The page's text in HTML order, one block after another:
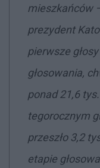
mieszkańców
prezydent
pierwsze
głosowania,
ponad 21,6
tegorocznym
przeszło 3,2
etapie